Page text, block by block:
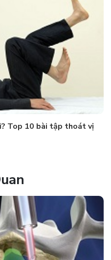
Top 10 bài tập thoát vị